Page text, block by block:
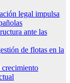
legal impulsa
ante las
de flotas en la
crecimiento